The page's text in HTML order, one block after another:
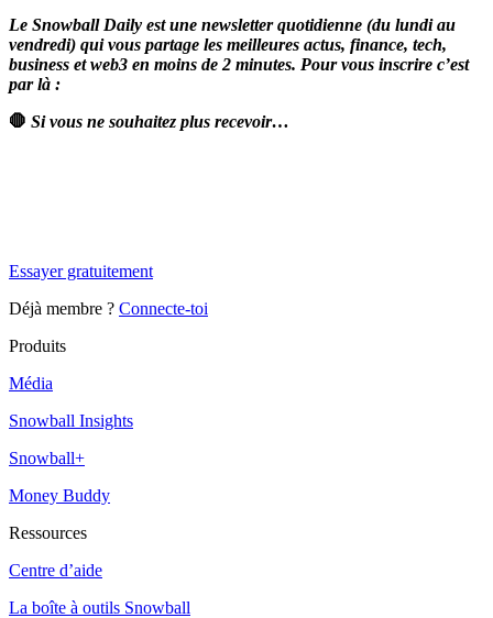
Le Snowball Daily est une newsletter quotidienne (du lundi au
vendredi) qui vous partage les meilleures actus, finance, tech,
business et web3 en moins de 2 minutes. Pour vous inscrire c’est
par là :
🛑 Si vous ne souhaitez plus recevoir…
Essayer gratuitement
Déjà membre ? Connecte-toi
Produits
Média
Snowball Insights
Snowball+
Money Buddy
Ressources
Centre d’aide
La boîte à outils Snowball